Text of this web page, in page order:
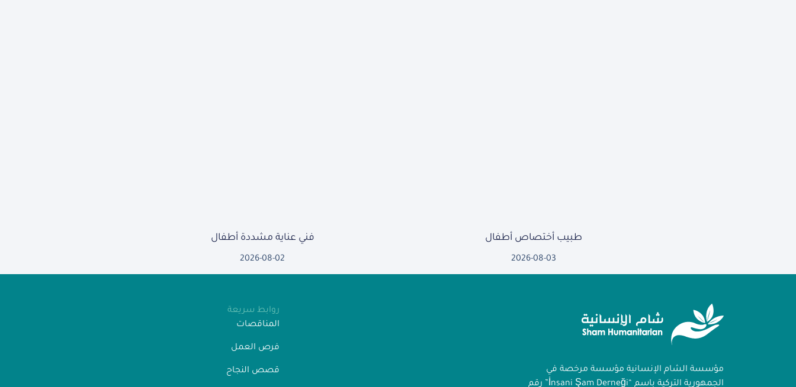
طبيب أختصاص أطفال
2026-08-03
فني عناية مشددة أطفال
2026-08-02
مؤسسة الشام الإنسانية مؤسسة مرخصة في
الجمهورية التركية باسم “İnsani Şam Derneği” رقم
روابط سريعة
المناقصات
فرص العمل
قصص النجاح